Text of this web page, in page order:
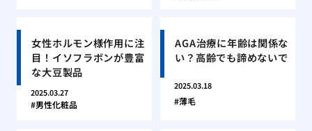
女性ホルモン様作用に注
目！イソフラボンが豊富
な大豆製品
2025.03.27
男性化粧品
AGA治療に年齢は関係な
い？高齢でも諦めないで
2025.03.18
薄毛